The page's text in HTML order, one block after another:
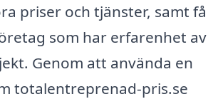
priser och tjänster, samt få
som har erfarenhet av
Genom att använda en
totalentreprenad-pris.se